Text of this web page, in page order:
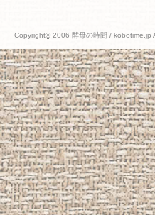
Copyright© 2006 酵母の時間 / kobotime.jp